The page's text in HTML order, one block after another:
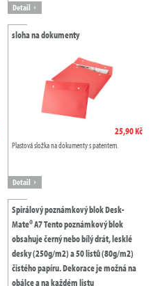
Detail
sloha na dokumenty
25,90 Kč
Plastová složka na dokumenty s patentem.
Detail
Spirálový poznámkový blok Desk-
Mate® A7 Tento poznámkový blok
obsahuje černý nebo bílý drát, lesklé
desky (250g/m2) a 50 listů (80g/m2)
čistého papíru. Dekorace je možná na
obálce a na každém listu